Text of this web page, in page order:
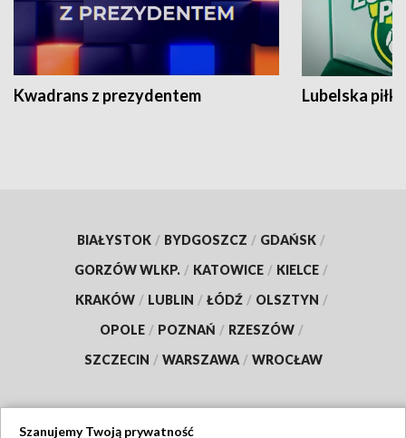
Kwadrans z prezydentem Lubelska piłka
BIAŁYSTOK / BYDGOSZCZ / GDAŃSK /
GORZÓW WLKP. / KATOWICE / KIELCE /
KRAKÓW / LUBLIN / ŁÓDŹ / OLSZTYN /
OPOLE / POZNAŃ / RZESZÓW /
SZCZECIN / WARSZAWA / WROCŁAW
Szanujemy Twoją prywatność